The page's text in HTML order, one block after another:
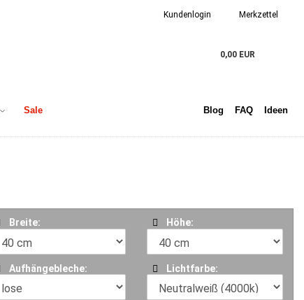
Kundenlogin Merkzettel
0,00 EUR
Sale Blog FAQ Ideen
Breite: Höhe:
Aufhängebleche: Lichtfarbe: